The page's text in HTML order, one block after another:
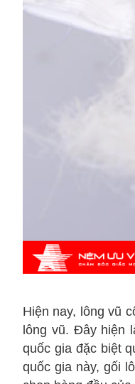
Hiện nay, lông vũ
lông vũ. Đây hiện
quốc gia đặc biệt
quốc gia này, gối